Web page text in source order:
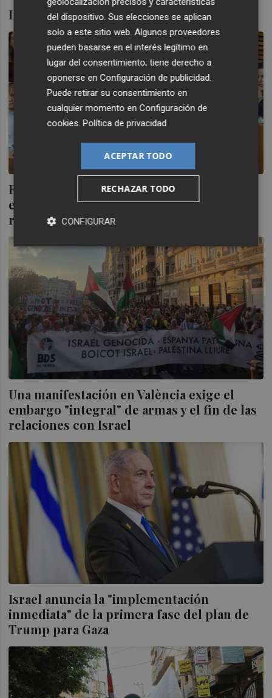
Lo de Gaza
El diputado de Compromís Juan Bordera,
entre los 21 españoles de la Flotilla que
regresa ya a España
Una manifestación en València exige el
embargo "integral" de armas y el fin de las
relaciones con Israel
Israel anuncia la "implementación
inmediata" de la primera fase del plan de
Trump para Gaza
del dispositivo. Sus elecciones se aplican
solo a este sitio web. Algunos proveedores
pueden basarse en el interés legítimo en
lugar del consentimiento; tiene derecho a
oponerse enConfiguración de publicidad.
Puede retirar su consentimiento en
cualquier momento enConfiguración de
cookies.Política de privacidad
ACEPTAR TODO
RECHAZAR TODO
CONFIGURAR